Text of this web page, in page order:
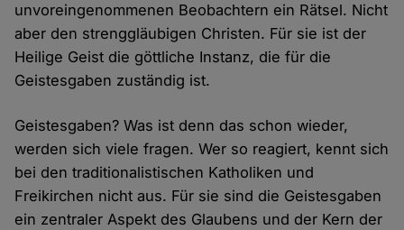
unvoreingenommenen Beobachtern ein Rätsel. Nicht
aber den strenggläubigen Christen. Für sie ist der
Heilige Geist die göttliche Instanz, die für die
Geistesgaben zuständig ist.
Geistesgaben? Was ist denn das schon wieder,
werden sich viele fragen. Wer so reagiert, kennt sich
bei den traditionalistischen Katholiken und
Freikirchen nicht aus. Für sie sind die Geistesgaben
ein zentraler Aspekt des Glaubens und der Kern der